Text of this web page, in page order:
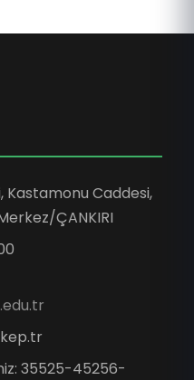
Kastamonu Caddesi,
ÇANKIRI
35525-45256-